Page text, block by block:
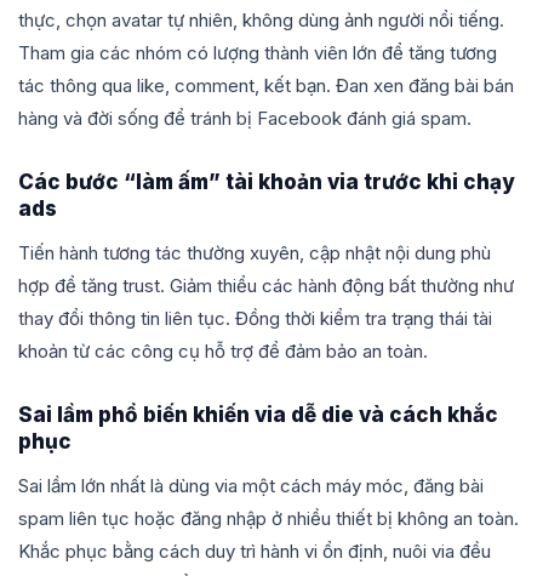
thực, chọn avatar tự nhiên, không dùng ảnh người nổi tiếng.
Tham gia các nhóm có lượng thành viên lớn để tăng tương
tác thông qua like, comment, kết bạn. Đan xen đăng bài bán
hàng và đời sống để tránh bị Facebook đánh giá spam.
Các bước “làm ấm” tài khoản via trước khi chạy
ads
Tiến hành tương tác thường xuyên, cập nhật nội dung phù
hợp để tăng trust. Giảm thiểu các hành động bất thường như
thay đổi thông tin liên tục. Đồng thời kiểm tra trạng thái tài
khoản từ các công cụ hỗ trợ để đảm bảo an toàn.
Sai lầm phổ biến khiến via dễ die và cách khắc
phục
Sai lầm lớn nhất là dùng via một cách máy móc, đăng bài
spam liên tục hoặc đăng nhập ở nhiều thiết bị không an toàn.
Khắc phục bằng cách duy trì hành vi ổn định, nuôi via đều